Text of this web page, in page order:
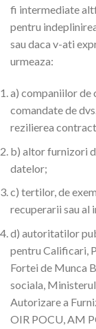
fi intermediate
pentru
sau daca v-ati
urmeaza:
a) companiilor de
comandate de
rezilierea
b) altor furnizori
datelor;
c) tertilor, de
recuperarii sau al
d) autoritatilor
pentru Calificari,
Fortei de Munca
sociala,
Autorizare a
OIR POCU, AM